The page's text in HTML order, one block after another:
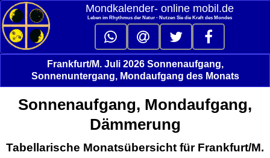
Mondkalender‑ online mobil.de
Leben im Rhythmus der Natur - Nutzen Sie die Kraft des Mondes
Frankfurt/M. Juli 2026 Sonnenaufgang,
Sonnenuntergang, Mondaufgang des Monats
Sonnenaufgang, Mondaufgang,
Dämmerung
Tabellarische Monatsübersicht für Frankfurt/M.